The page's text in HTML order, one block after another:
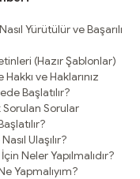
Yürütülür ve Başarılı
(Hazır Şablonlar)
ve Haklarınız
Başlatılır?
Sorulan Sorular
Ulaşılır?
Neler Yapılmalıdır?
Yapmalıyım?